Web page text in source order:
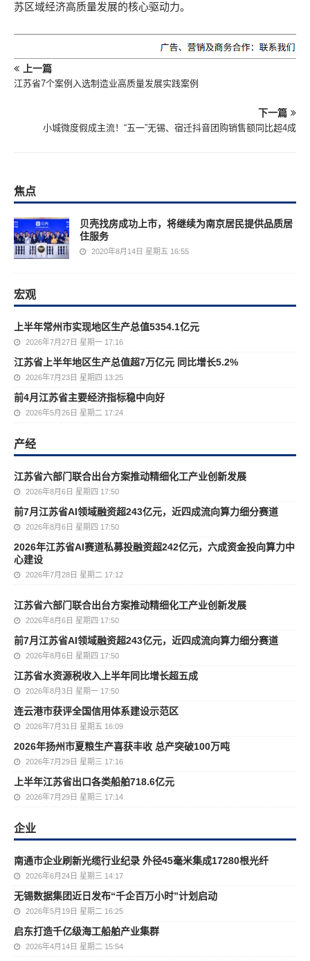
苏区域经济高质量发展的核心驱动力。
上一篇
江苏省7个案例入选制造业高质量发展实践案例
下一篇
小城微度假成主流！“五一”无锡、宿迁抖音团购销售额同比超4成
焦点
贝壳找房成功上市，将继续为南京居民提供品质居
住服务
2020年8月14日 星期五 16:55
宏观
上半年常州市实现地区生产总值5354.1亿元
2026年7月27日 星期一 17:16
江苏省上半年地区生产总值超7万亿元 同比增长5.2%
2026年7月23日 星期四 13:25
前4月江苏省主要经济指标稳中向好
2026年5月26日 星期二 17:24
产经
江苏省六部门联合出台方案推动精细化工产业创新发展
2026年8月6日 星期四 17:50
前7月江苏省AI领域融资超243亿元，近四成流向算力细分赛道
2026年8月6日 星期四 17:50
2026年江苏省AI赛道私募投融资超242亿元，六成资金投向算力中
心建设
2026年7月28日 星期二 17:12
江苏省六部门联合出台方案推动精细化工产业创新发展
2026年8月6日 星期四 17:50
前7月江苏省AI领域融资超243亿元，近四成流向算力细分赛道
2026年8月6日 星期四 17:50
江苏省水资源税收入上半年同比增长超五成
2026年8月3日 星期一 17:50
连云港市获评全国信用体系建设示范区
2026年7月31日 星期五 16:09
2026年扬州市夏粮生产喜获丰收 总产突破100万吨
2026年7月29日 星期三 17:16
上半年江苏省出口各类船舶718.6亿元
2026年7月29日 星期三 17:14
企业
南通市企业刷新光缆行业纪录 外径45毫米集成17280根光纤
2026年6月24日 星期三 14:17
无锡数据集团近日发布“千企百万小时”计划启动
2026年5月19日 星期二 16:25
启东打造千亿级海工船舶产业集群
2026年4月14日 星期二 15:54